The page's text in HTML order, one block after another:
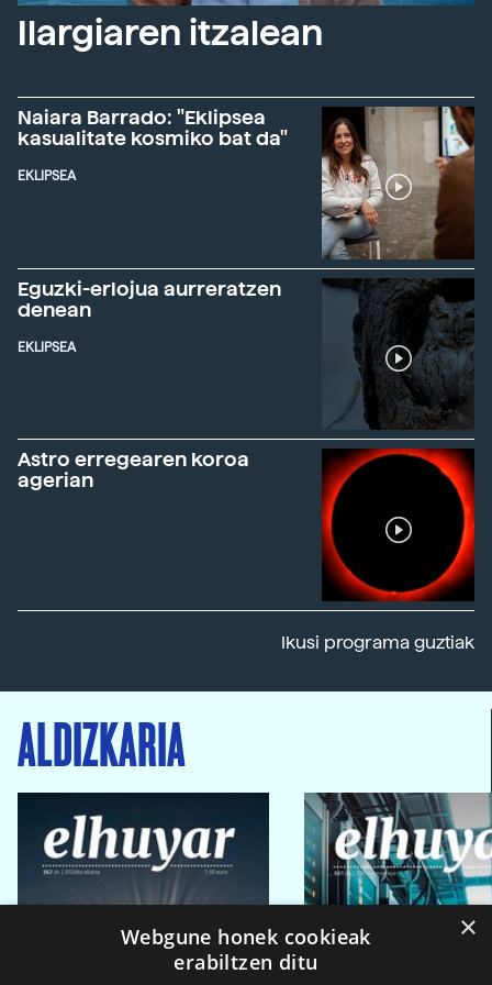
Ilargiaren itzalean
Naiara Barrado: "Eklipsea
kasualitate kosmiko bat da"
EKLIPSEA
Eguzki-erlojua aurreratzen
denean
EKLIPSEA
Astro erregearen koroa
agerian
Ikusi programa guztiak
ALDIZKARIA
×
Webgune honek cookieak
erabiltzen ditu